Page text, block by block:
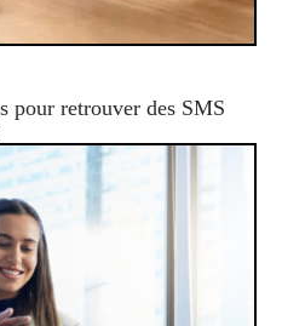
pour retrouver des SMS